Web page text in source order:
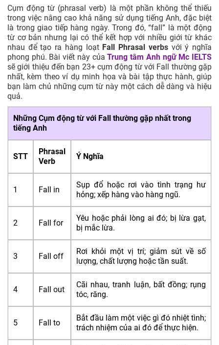
Fall down
Fall into
Fall behind
Fall through
Fall back on
Fall away
Fall within
Fall in love
Fall behind on
Những idiom đi với Fall
Mẹo học và sử dụng Phrasal verb Fall
Bài tập áp dụng về Phrasal verb Fall
Cụm động từ (phrasal verb) là một phần không thể thiếu
trong việc nâng cao khả năng sử dụng tiếng Anh, đặc biệt
là trong giao tiếp hàng ngày. Trong đó, “fall” là một động
từ cơ bản nhưng lại có thể kết hợp với nhiều giới từ khác
nhau để tạo ra hàng loạt Fall Phrasal verbsvới ý nghĩa
phong phú. Bài viết này củaTrung tâm Anh ngữ Mc IELTS
sẽ giới thiệu đến bạn 23+ cụm động từ với Fall thường gặp
nhất, kèm theo ví dụ minh họa và bài tập thực hành, giúp
bạn làm chủ những cụm từ này một cách dễ dàng và hiệu
quả.
Những Cụm động từ với Fall thường gặp nhất trong
tiếng Anh
STT
Phrasal
Verb
Ý Nghĩa
1 Fall in
Sụp đổ hoặc rơi vào tình trạng hư
hỏng; xếp hàng vào hàng ngũ.
2 Fall for
Yêu hoặc phải lòng ai đó; bị lừa gạt,
bị mắc lừa.
3 Fall off
Rơi khỏi một vị trí; giảm sút về số
lượng, chất lượng hoặc tần suất.
4 Fall out
Cãi nhau, tranh luận, bất đồng; rụng
tóc, răng.
5 Fall to
Bắt đầu làm một việc gì đó nhiệt tình;
trách nhiệm của ai đó để thực hiện.